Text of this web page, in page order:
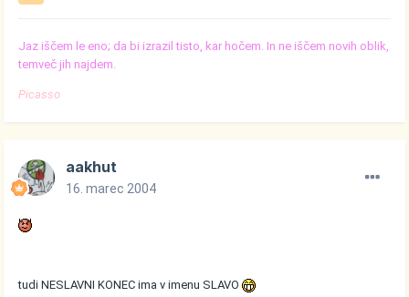
Jaz iščem le eno; da bi izrazil tisto, kar hočem. In ne iščem novih oblik,
temveč jih najdem.
Picasso
aakhut
16. marec 2004
tudi NESLAVNI KONEC ima v imenu SLAVO